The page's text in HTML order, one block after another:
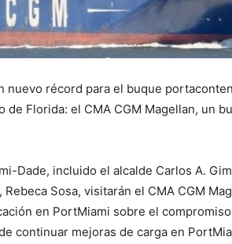
nuevo récord para el buque
Florida: el CMA CGM Magellan, un
Dade, incluido el alcalde Carlos A.
Sosa, visitarán el CMA CGM
en PortMiami sobre el
continuar mejoras de carga en